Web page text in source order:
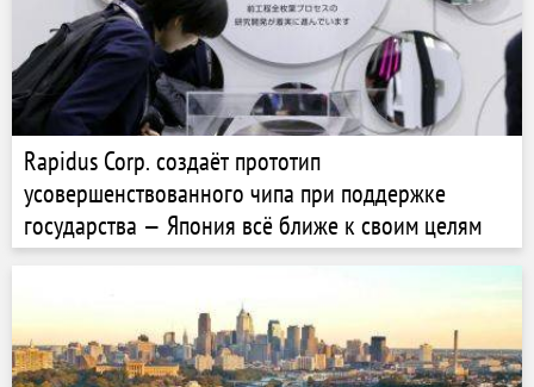
Rapidus Corp. создаёт прототип
усовершенствованного чипа при поддержке
государства — Япония всё ближе к своим целям